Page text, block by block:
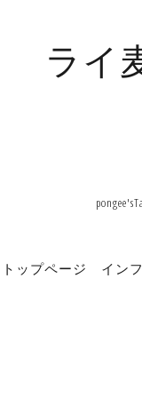
ライ
トップページ イン